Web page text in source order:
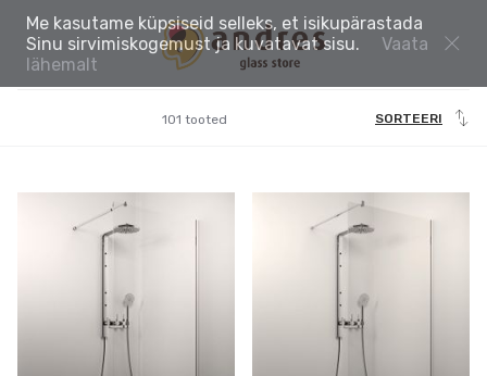
SORTEERI
101 tooted
Me kasutame küpsiseid selleks, et isikupärastada
Sinu sirvimiskogemust ja kuvatavat sisu.
Vaata
lähemalt